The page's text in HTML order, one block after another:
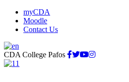
myCDA
Moodle
Contact Us
CDA College Pafos